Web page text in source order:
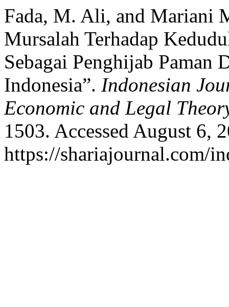
Fada, M. Ali, and Mariani
Mursalah Terhadap
Sebagai Penghijab Paman
Indonesia”. Indonesian
Economic and Legal
1503. Accessed August 6,
https://shariajournal.com/